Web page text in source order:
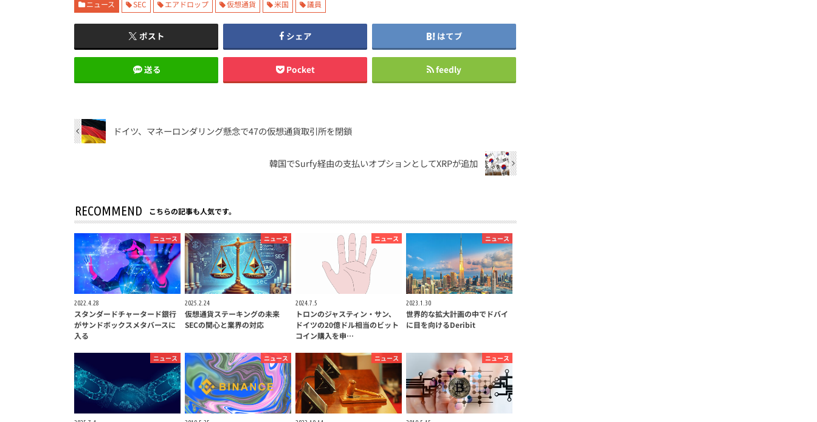
ニュース SEC エアドロップ 仮想通貨 米国 議員
ポスト シェア はてブ
送る Pocket feedly
ドイツ、マネーロンダリング懸念で47の仮想通貨取引所を閉鎖
韓国でSurfy経由の支払いオプションとしてXRPが追加
RECOMMEND こちらの記事も人気です。
ニュース
2022.4.28
スタンダードチャータード銀行
がサンドボックスメタバースに
入る
ニュース
2025.2.24
仮想通貨ステーキングの未来
SECの関心と業界の対応
ニュース
2024.7.5
トロンのジャスティン・サン、
ドイツの20億ドル相当のビット
コイン購入を申…
ニュース
2023.1.30
世界的な拡大計画の中でドバイ
に目を向けるDeribit
ニュース ニュース ニュース ニュース